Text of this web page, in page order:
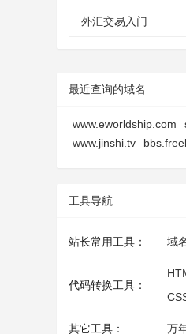
外汇交易入门
最近查询的域名
www.eworldship.com
www.jinshi.tv
工具导航
站长常用工具： 域
代码转换工具：
其它工具： 万